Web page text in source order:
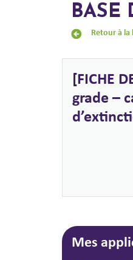
BASE
Retour à la
[FICHE
grade –
Mes